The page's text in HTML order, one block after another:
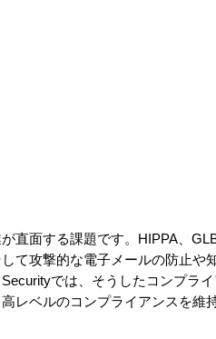
直面する課題です。HIPPA、
て攻撃的な電子メールの防止や
では、そうしたコンプラ
レベルのコンプライアンスを維